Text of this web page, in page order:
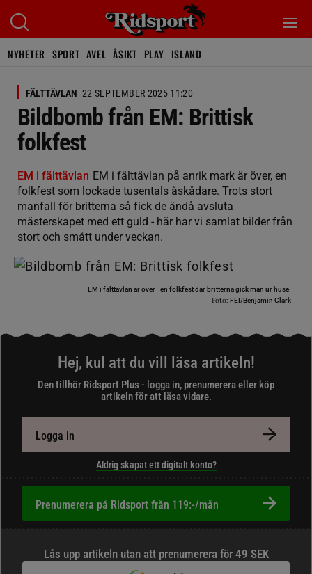
NYHETER SPORT AVEL ÅSIKT PLAY ISLAND
FÄLTTÄVLAN 22 SEPTEMBER 2025 11:20
Bildbomb från EM: Brittisk
folkfest
EM i fälttävlan EM i fälttävlan på anrik mark är över, en
folkfest som lockade tusentals åskådare. Trots stort
manfall för britterna så fick de ändå avsluta
mästerskapet med ett guld - här har vi samlat bilder från
stort och smått under veckan.
EM i fälttävlan är över - en folkfest där britterna gick man ur huse.
Foto: FEI/Benjamin Clark
Hej, kul att du vill läsa artikeln!
Den tillhör Ridsport Plus - logga in, prenumerera eller köp
artikeln för att läsa vidare.
Logga in
Aldrig skapat ett digitalt konto?
Prenumerera på Ridsport från 119:-/mån